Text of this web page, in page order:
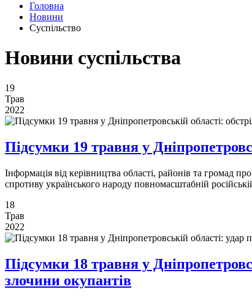
Головна
Новини
Суспільство
Новини суспільства
19
Трав
2022
Підсумки 19 травня у
Інформація від керівництва області, районів та громад
спротиву українського народу повномасштабній
18
Трав
2022
Підсумки 18 травня у
злочини окупантів